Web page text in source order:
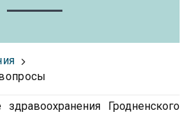
здравоохранения Гродненского